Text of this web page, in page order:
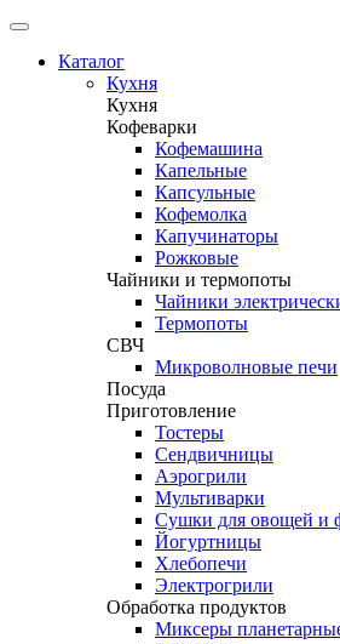
Каталог
Кухня
Кухня
Кофеварки
Кофемашина
Капельные
Капсульные
Кофемолка
Капучинаторы
Рожковые
Чайники и термопоты
Чайники
Термопоты
СВЧ
Микроволновые печи
Посуда
Приготовление
Тостеры
Сендвичницы
Аэрогрили
Мультиварки
Сушки для овощей и
Йогуртницы
Хлебопечи
Электрогрили
Обработка продуктов
Миксеры